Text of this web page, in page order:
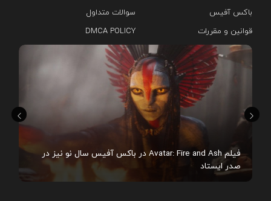
فیلم Avatar: Fire and Ash در باکس آفیس سال نو نیز در
صدر ایستاد
باکس آفیس
سوالات متداول
قوانین و مقررات
DMCA POLICY